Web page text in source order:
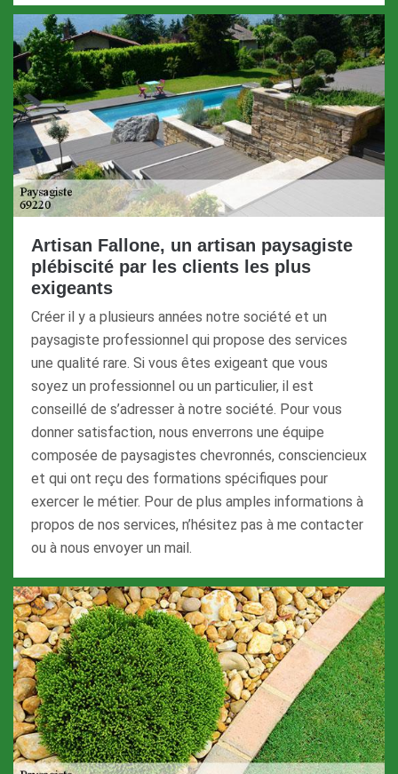
Artisan Fallone, un artisan paysagiste
plébiscité par les clients les plus
exigeants
Créer il y a plusieurs années notre société et un
paysagiste professionnel qui propose des services
une qualité rare. Si vous êtes exigeant que vous
soyez un professionnel ou un particulier, il est
conseillé de s’adresser à notre société. Pour vous
donner satisfaction, nous enverrons une équipe
composée de paysagistes chevronnés, consciencieux
et qui ont reçu des formations spécifiques pour
exercer le métier. Pour de plus amples informations à
propos de nos services, n’hésitez pas à me contacter
ou à nous envoyer un mail.